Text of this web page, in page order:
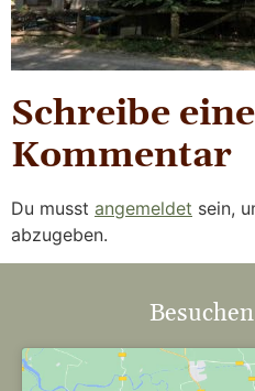
Schreibe
Kommentar
Du musst angemeldet sein,
abzugeben.